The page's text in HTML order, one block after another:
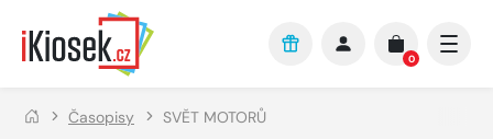
Přejít na hlavní obsah
0
Časopisy SVĚT MOTORŮ